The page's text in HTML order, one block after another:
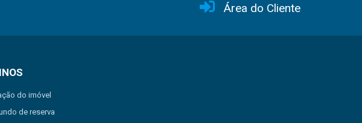
Área do Cliente
do imóvel
de reserva